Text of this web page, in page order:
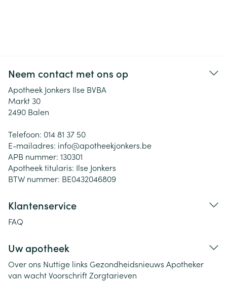
Neem contact met ons op
Apotheek Jonkers Ilse BVBA
Markt 30
2490 Balen
Telefoon: 014 81 37 50
E-mailadres: info@apotheekjonkers.be
APB nummer: 130301
Apotheek titularis: Ilse Jonkers
BTW nummer: BE0432046809
Klantenservice
FAQ
Uw apotheek
Over ons Nuttige links Gezondheidsnieuws Apotheker
van wachtVoorschriftZorgtarieven